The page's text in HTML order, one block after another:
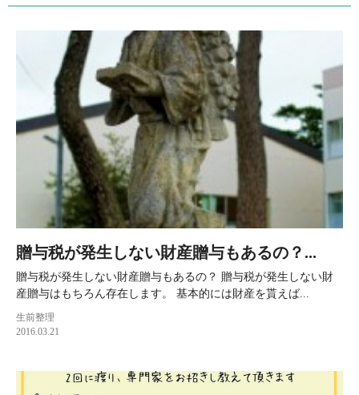
贈与税が発生しない財産贈与もあるの？...
贈与税が発生しない財産贈与もあるの？ 贈与税が発生しない財
産贈与はもちろん存在します。 基本的には財産を貰えば...
生前整理
2016.03.21